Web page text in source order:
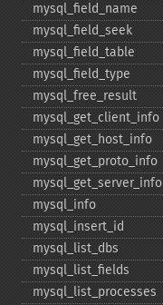
mysql_​field_​name
mysql_​field_​seek
mysql_​field_​table
mysql_​field_​type
mysql_​free_​result
mysql_​get_​client_​info
mysql_​get_​host_​info
mysql_​get_​proto_​info
mysql_​get_​server_​info
mysql_​info
mysql_​insert_​id
mysql_​list_​dbs
mysql_​list_​fields
mysql_​list_​processes